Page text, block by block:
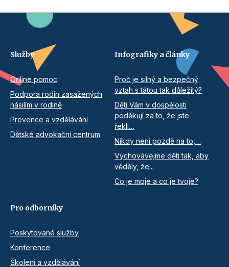
Služby
Online pomoc
Podpora rodin zasažených
násilím v rodině
Prevence a vzdělávání
Dětské advokační centrum
Infografiky a články
Proč je silný a bezpečný
vztah s tátou tak důležitý?
Děti Vám v dospělosti
poděkují za to, že jste
řekli…
Nikdy není pozdě na to,…
Vychovávejme děti tak, aby
věděly, že...
Co je moje a co je tvoje?
Pro odborníky
Poskytované služby
Konference
Školení a vzdělávání